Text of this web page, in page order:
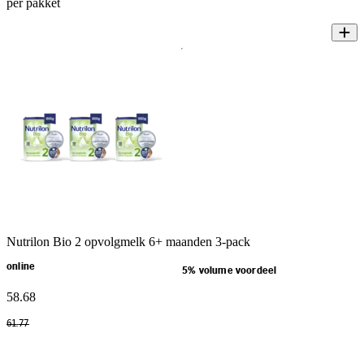
Nutrilon Bio 2 opvolgmelk 6+ maanden 3-pack
online 5% volume voordeel
58.68
61.77